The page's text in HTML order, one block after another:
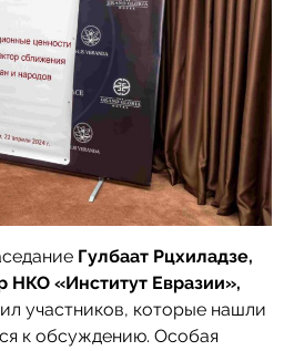
Гулбаат Рцхиладзе,
НКО «Институт Евразии»,
участников, которые нашли
к обсуждению. Особая